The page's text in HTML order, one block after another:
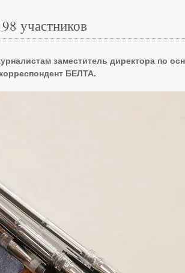
участников
заместитель директора по
БЕЛТА.